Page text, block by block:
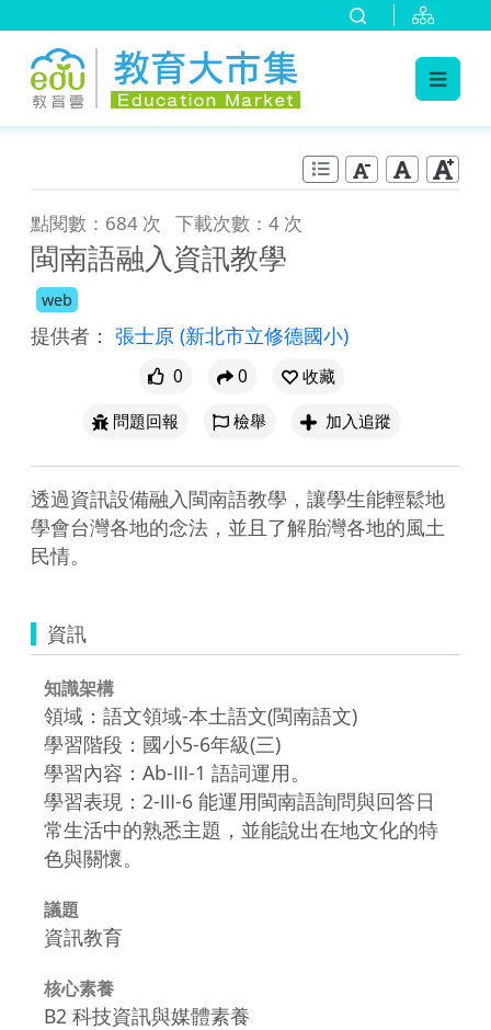
點閱數：684 次 下載次數：4 次
閩南語融入資訊教學
web
提供者： 張士原 (新北市立修德國小)
0 0
收藏
問題回報
檢舉 加入追蹤
透過資訊設備融入閩南語教學，讓學生能輕鬆地
學會台灣各地的念法，並且了解胎灣各地的風土
民情。
資訊
知識架構
領域：語文領域-本土語文(閩南語文)
學習階段：國小5-6年級(三)
學習內容：Ab-Ⅲ-1 語詞運用。
學習表現：2-Ⅲ-6 能運用閩南語詢問與回答日
常生活中的熟悉主題，並能說出在地文化的特
色與關懷。
議題
資訊教育
核心素養
B2 科技資訊與媒體素養